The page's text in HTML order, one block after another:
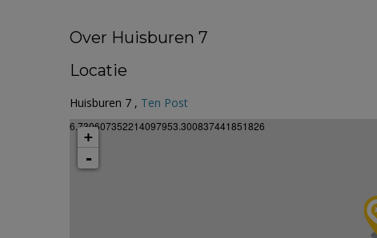
Over Huisburen 7
Locatie
Huisburen 7 , Ten Post
6.730607352214097953.300837441851826
+
-